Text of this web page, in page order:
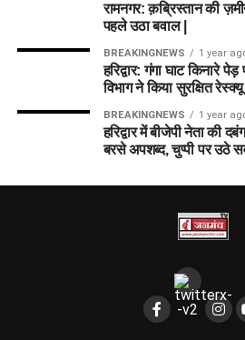
रामनगर: क़ब्रिस्तान की
पहले उठा बवाल |
BREAKINGNEWS 1 year
हरिद्वार: गंगा घाट किनारे
विभाग ने किया सुरक्षित रेस्क्यू
BREAKINGNEWS 1 year
हरिद्वार में बीजेपी नेता की
बरसे अपशब्द, चुप्पी पर उठे